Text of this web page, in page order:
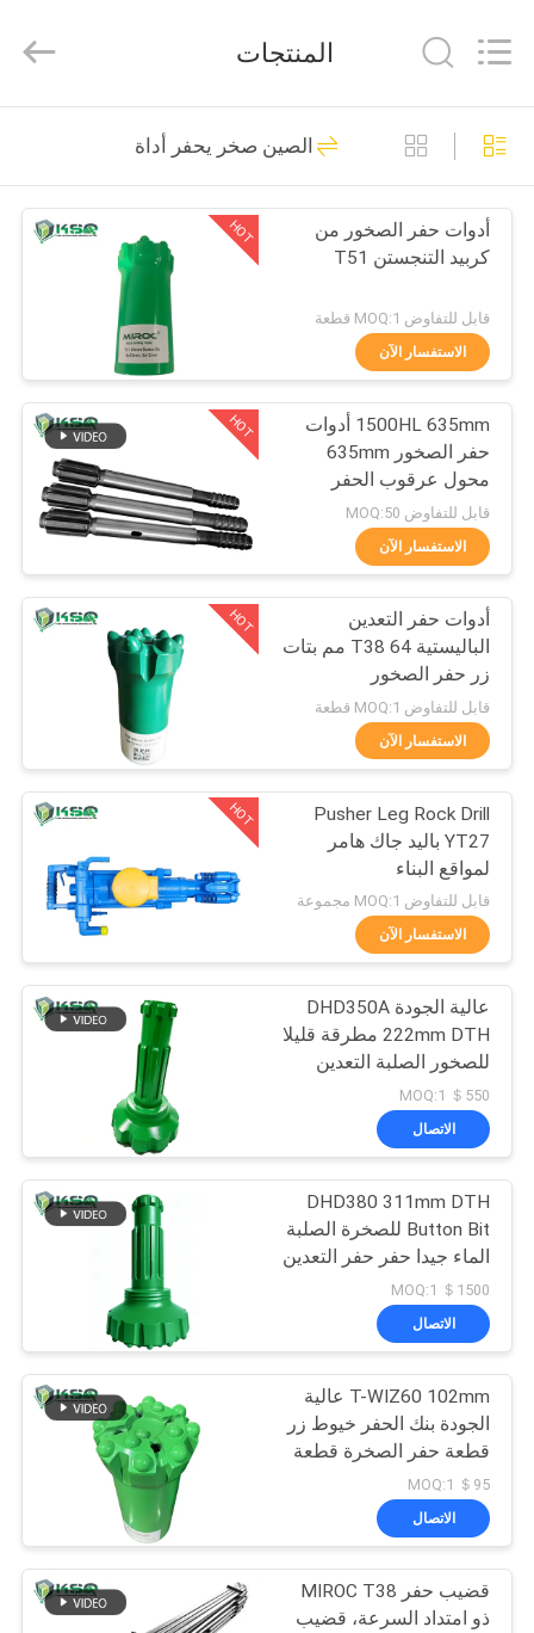
الصفحة
الرئيسية
منتجات
معلومات
جولة
المعمل
مراقبة
الجودة
اتصل
اطلب
اقتباس
خريطة
الموقع
PRIVACY
POLICY
Reserved.
صخر يحفر أداة
184
دث أدوات الحفر
160
زر مثقاب
466
دث المطارق
123
دث لقم الثقب
274
الذاتي الحفر مرساة
الترباس
42
المنتجات
الصين صخر يحفر أداة
HOT
أدوات حفر الصخور من
كربيد التنجستن T51
قابل للتفاوض MOQ:1 قطعة
الاستفسار الآن
HOT
1500HL 635mm أدوات
حفر الصخور 635mm
محول عرقوب الحفر
قابل للتفاوض MOQ:50
الاستفسار الآن
HOT
أدوات حفر التعدين
الباليستية T38 64 مم بتات
زر حفر الصخور
قابل للتفاوض MOQ:1 قطعة
الاستفسار الآن
HOT
Pusher Leg Rock Drill
YT27 باليد جاك هامر
لمواقع البناء
قابل للتفاوض MOQ:1 مجموعة
الاستفسار الآن
عالية الجودة DHD350A
222mm DTH مطرقة قليلا
للصخور الصلبة التعدين
المياه
＄550 MOQ:1
الاتصال
DHD380 311mm DTH
Button Bit للصخرة الصلبة
الماء جيدا حفر حفر التعدين
حفر مطرقة أداة
＄1500 MOQ:1
الاتصال
T-WIZ60 102mm عالية
الجودة بنك الحفر خيوط زر
قطعة حفر الصخرة قطعة
حفر للحفر الصخري
＄95 MOQ:1
الاتصال
قضيب حفر MIROC T38
ذو امتداد السرعة، قضيب